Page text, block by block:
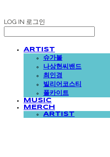
LOG IN 로그인
ARTIST
슈가볼
나상현씨밴드
최인경
빌리어코스티
폴카이트
MUSIC
MERCH
ARTIST